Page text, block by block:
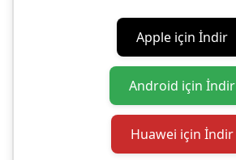
Apple için İndir
Android için İndir
Huawei için İndir